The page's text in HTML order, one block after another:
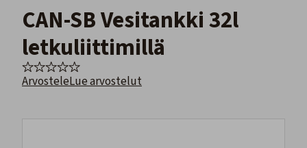
CAN-SB Vesitankki 32l
letkuliittimillä
ArvosteleLue arvostelut